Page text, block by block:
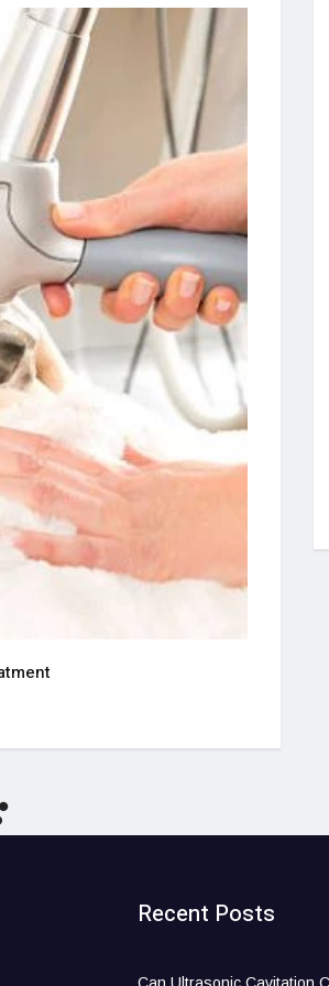
HEALTH
A Comprehensive Guide to
Healthy Hair
July 31, 2023
Turning SLA Compliance